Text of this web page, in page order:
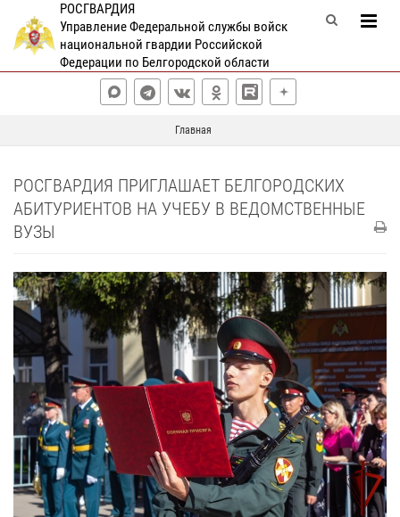
РОСГВАРДИЯ
Управление Федеральной службы войск
национальной гвардии Российской
Федерации по Белгородской области
Главная
РОСГВАРДИЯ ПРИГЛАШАЕТ БЕЛГОРОДСКИХ
АБИТУРИЕНТОВ НА УЧЕБУ В ВЕДОМСТВЕННЫЕ
ВУЗЫ